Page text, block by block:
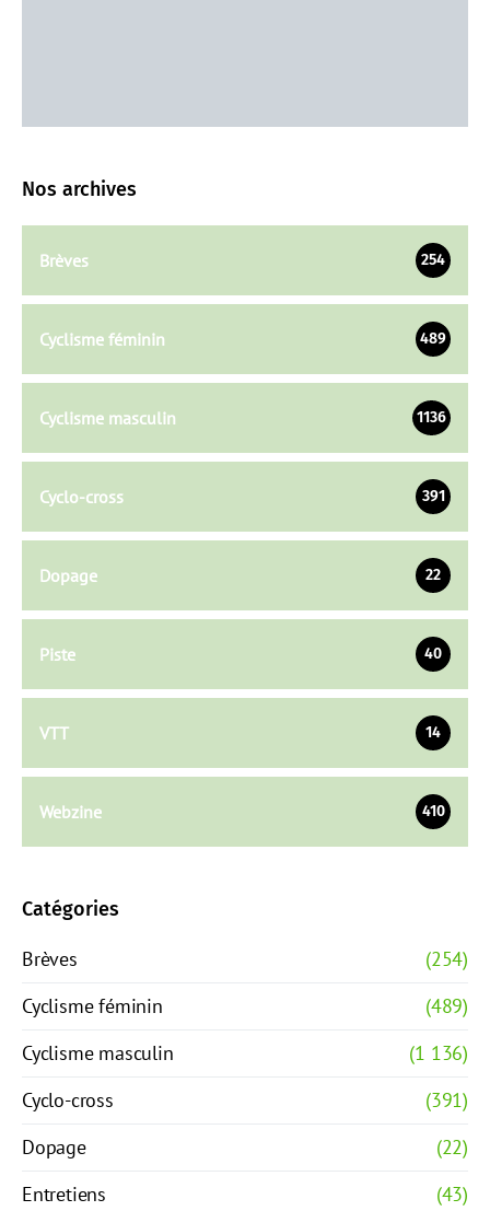
Nos archives
Brèves 254
Cyclisme féminin 489
Cyclisme masculin 1136
Cyclo-cross 391
Dopage 22
Piste 40
VTT 14
Webzine 410
Catégories
Brèves
(254)
Cyclisme féminin
(489)
Cyclisme masculin
(1 136)
Cyclo-cross
(391)
Dopage
(22)
Entretiens
(43)